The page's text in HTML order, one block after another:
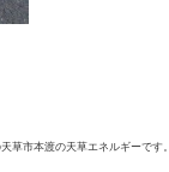
草市本渡の天草エネルギーです。